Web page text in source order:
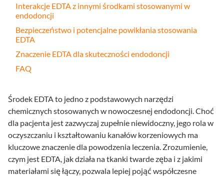
Interakcje EDTA z innymi środkami stosowanymi w
endodoncji
Bezpieczeństwo i potencjalne powikłania stosowania
EDTA
Znaczenie EDTA dla skuteczności endodoncji
FAQ
Środek EDTA to jedno z podstawowych narzędzi
chemicznych stosowanych w nowoczesnej endodoncji. Choć
dla pacjenta jest zazwyczaj zupełnie niewidoczny, jego rola w
oczyszczaniu i kształtowaniu kanałów korzeniowych ma
kluczowe znaczenie dla powodzenia leczenia. Zrozumienie,
czym jest EDTA, jak działa na tkanki twarde zęba i z jakimi
materiałami się łączy, pozwala lepiej pojąć współczesne